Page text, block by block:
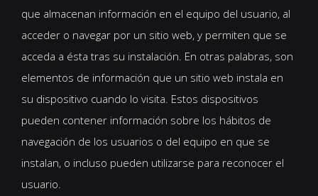
que almacenan información en el equipo del usuario, al
acceder o navegar por un sitio web, y permiten que se
acceda a ésta tras su instalación. En otras palabras, son
elementos de información que un sitio web instala en
su dispositivo cuando lo visita. Estos dispositivos
pueden contener información sobre los hábitos de
navegación de los usuarios o del equipo en que se
instalan, o incluso pueden utilizarse para reconocer el
usuario.